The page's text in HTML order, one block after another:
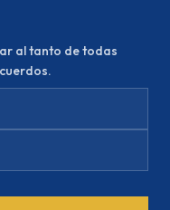
al tanto de todas